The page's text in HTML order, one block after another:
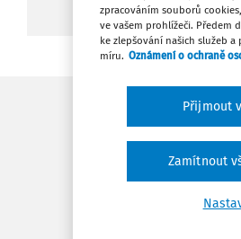
zpracováním souborů
ve vašem prohlížeči. Předem
ke zlepšování našich služeb
míru. Oznámení o ochraně
Zamítnout
Přijmout